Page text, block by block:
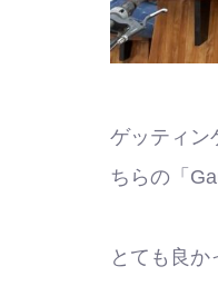
ゲッティン
ちらの「
とても良か